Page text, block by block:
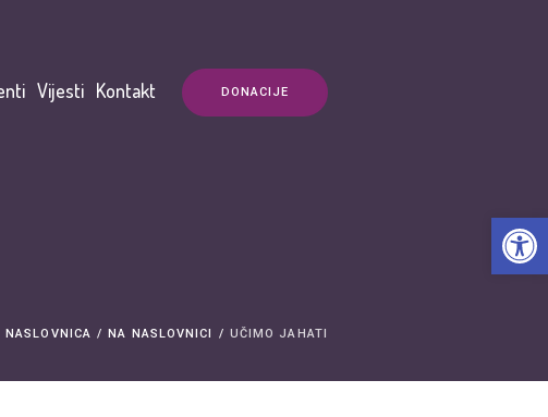
DONACIJE
Vijesti Kontakt
NASLOVNICA / NA NASLOVNICI / UČIMO JAHATI